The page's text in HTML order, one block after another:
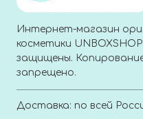
Интернет-магазин
косметики
защищены.
запрещено.
Доставка: по всей